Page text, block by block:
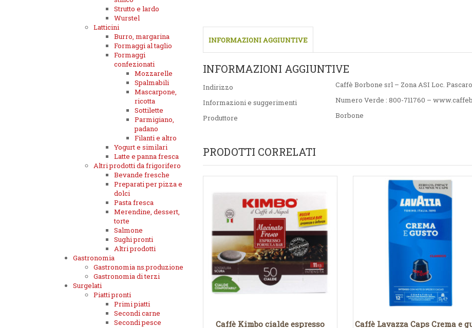
INFORMAZIONI AGGIUNTIVE
INFORMAZIONI AGGIUNTIVE
Indirizzo
Caffè Borbone srl – Zona ASI Loc.
Informazioni e suggerimenti
Numero Verde : 800-711760 –
Produttore
Borbone
PRODOTTI CORRELATI
Caffè Kimbo cialde espresso
Caffè Lavazza Caps Crema e
Strutto e lardo
Wurstel
Latticini
Burro, margarina
Formaggi al taglio
Formaggi
confezionati
Mozzarelle
Spalmabili
Mascarpone,
ricotta
Sottilette
Parmigiano,
padano
Filanti e altro
Yogurt e similari
Latte e panna fresca
Altri prodotti da frigorifero
Bevande fresche
Preparati per pizza e
dolci
Pasta fresca
Merendine, dessert,
torte
Salmone
Sughi pronti
Altri prodotti
Gastronomia
Gastronomia ns.produzione
Gastronomia di terzi
Surgelati
Piatti pronti
Primi piatti
Secondi carne
Secondi pesce